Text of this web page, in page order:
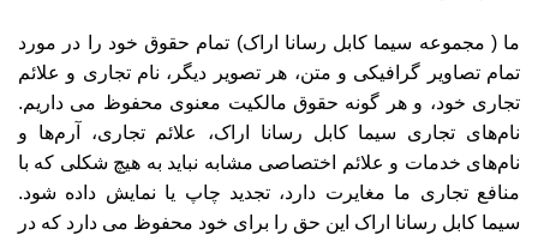
ما ( مجموعه سیما کابل رسانا اراک) تمام حقوق خود را در مورد
تمام تصاویر گرافیکی و متن، هر تصویر دیگر، نام تجاری و علائم
تجاری خود، و هر گونه حقوق مالکیت معنوی محفوظ می داریم.
نام‌های تجاری سیما کابل رسانا اراک، علائم تجاری، آرم‌ها و
نام‌های خدمات و علائم اختصاصی مشابه نباید به هیچ شکلی که با
منافع تجاری ما مغایرت دارد، تجدید چاپ یا نمایش داده شود.
سیما کابل رسانا اراک این حق را برای خود محفوظ می دارد که در